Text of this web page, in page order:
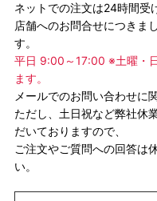
ネットでの注文は24時間受
店舗へのお問合せにつきま
す。
平日 9:00～17:00 ※土曜・
ます。
メールでのお問い合わせに
ただし、土日祝など弊社休
だいておりますので、
ご注文やご質問への回答は
い。